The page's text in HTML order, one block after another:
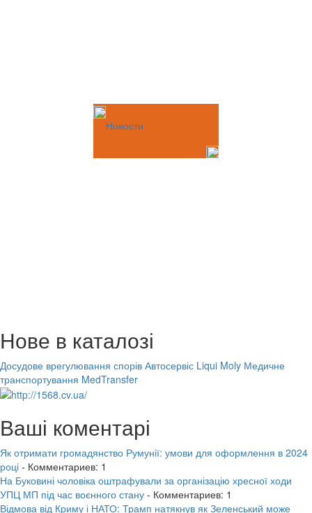
Новости
Нове в каталозі
Досудове врегулювання спорів Автосервіс Liqui Moly Медичне
транспортування MedTransfer
Ваші коментарі
Як отримати громадянство Румунії: умови для оформлення в 2024
році - Комментариев: 1
На Буковині чоловіка оштрафували за організацію хресної ходи
УПЦ МП під час воєнного стану - Комментариев: 1
Відмова від Криму і НАТО: Трамп натякнув як Зеленський може